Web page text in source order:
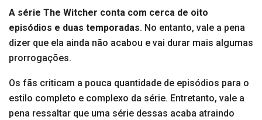
A série The Witcher conta com cerca de oito
episódios e duas temporadas. No entanto, vale a pena
dizer que ela ainda não acabou e vai durar mais algumas
prorrogações.
Os fãs criticam a pouca quantidade de episódios para o
estilo completo e complexo da série. Entretanto, vale a
pena ressaltar que uma série dessas acaba atraindo